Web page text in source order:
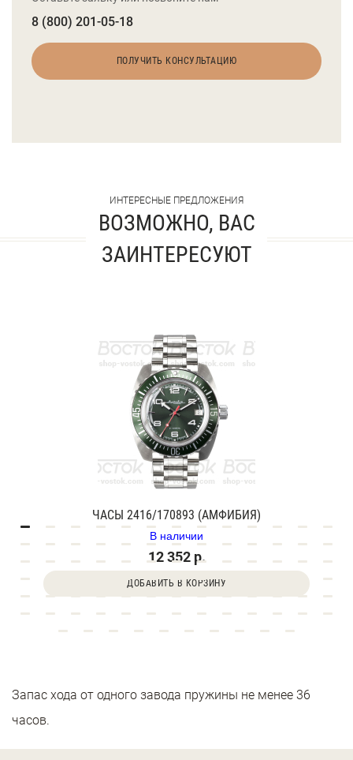
8 (800) 201-05-18
ПОЛУЧИТЬ КОНСУЛЬТАЦИЮ
ИНТЕРЕСНЫЕ ПРЕДЛОЖЕНИЯ
ВОЗМОЖНО, ВАС
ЗАИНТЕРЕСУЮТ
ЧАСЫ 2416/170893 (АМФИБИЯ)
В наличии
12 352 р.
ДОБАВИТЬ В КОРЗИНУ
Запас хода от одного завода пружины не менее 36
часов.